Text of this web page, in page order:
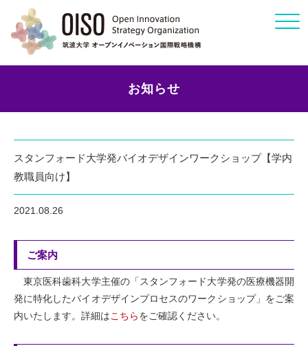
Click
お知らせ
スタンフォード大学発バイオデザインワークショップ【学内
教職員向け】
2021.08.26
ご案内
東京医科歯科大学主催の「スタンフォード大学発の医療機器開
発に特化したバイオデザインプロセスのワークショップ」をご案
内いたします。詳細はこちらをご確認ください。